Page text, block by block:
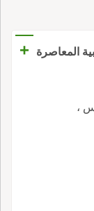
المعاصرة +
،